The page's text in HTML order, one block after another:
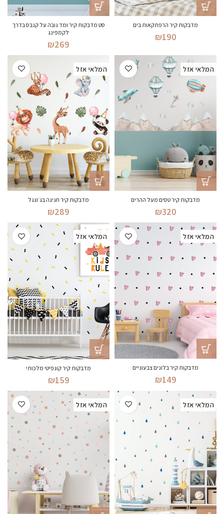
מדבקות קיר הרפתקאות בים
₪190
סט מדבקות קיר ומד גובה על קנבס בדרך
לקמפינג
₪269
המלאי אזל
מדבקות קיר טסים מעל ההרים
₪320
המלאי אזל
מדבקות קיר חגיגה בג׳ונגל
₪289
המלאי אזל
מדבקות קיר בלונים צבעוניים
₪149
המלאי אזל
מדבקות קיר קונפיטי מלכותי
₪159
המלאי אזל המלאי אזל